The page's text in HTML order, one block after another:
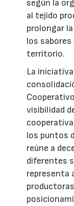
según la
al tejido
prolongar
los
territorio.
La
visibilidad
los puntos
reúne a
diferentes
representa